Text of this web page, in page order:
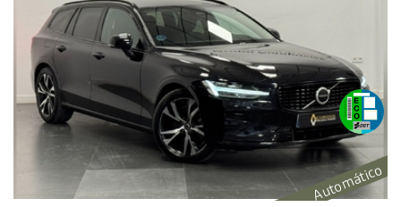
Automático